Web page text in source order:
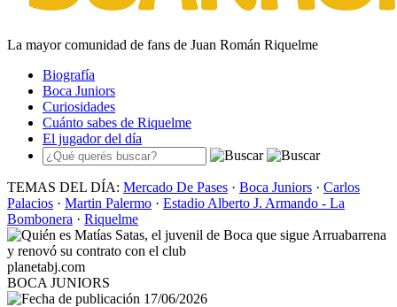
La mayor comunidad de fans de Juan Román Riquelme
Biografía
Boca Juniors
Curiosidades
Cuánto sabes de Riquelme
El jugador del día
TEMAS DEL DÍA: Mercado De Pases · Boca Juniors · Carlos
Palacios · Martin Palermo · Estadio Alberto J. Armando - La
Bombonera · Riquelme
planetabj.com
BOCA JUNIORS
17/06/2026